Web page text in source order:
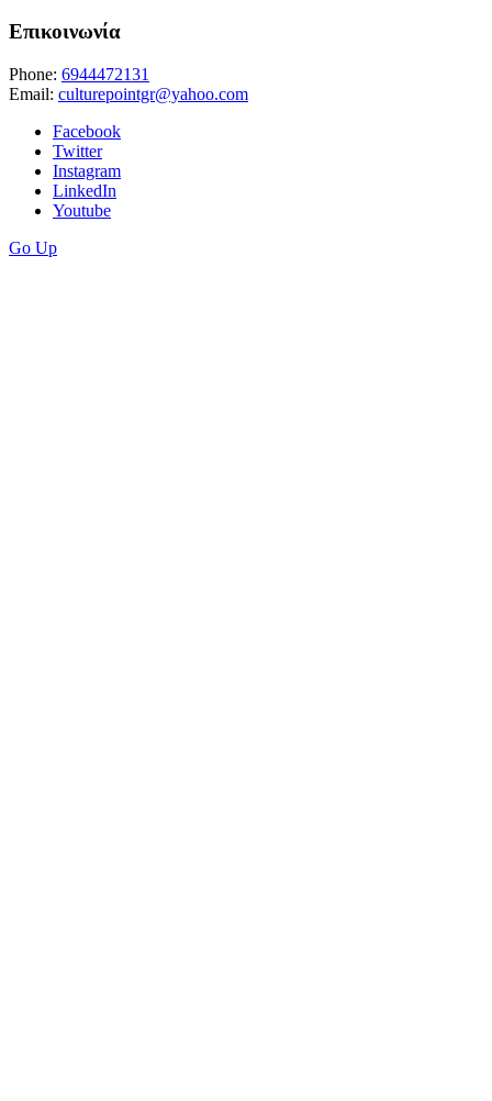
Επικοινωνία
Phone: 6944472131
Email: culturepointgr@yahoo.com
Facebook
Twitter
Instagram
LinkedIn
Youtube
Go Up